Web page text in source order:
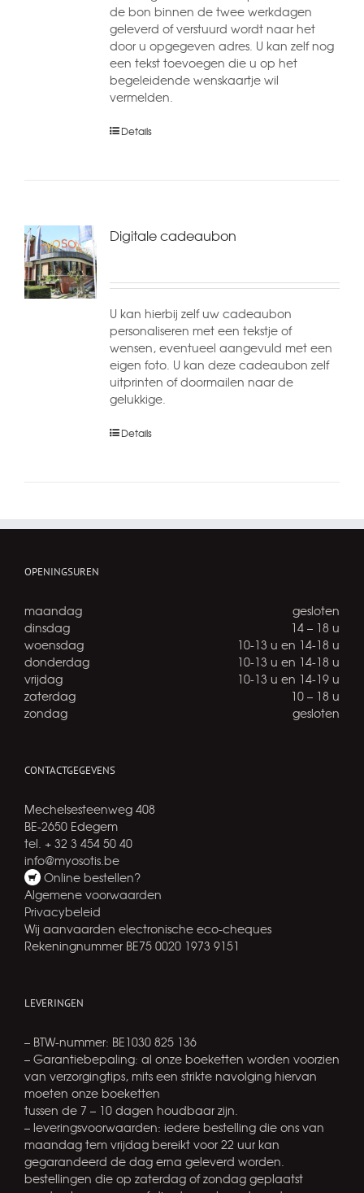
de bon binnen de twee werkdagen
geleverd of verstuurd wordt naar het
door u opgegeven adres. U kan zelf nog
een tekst toevoegen die u op het
begeleidende wenskaartje wil
vermelden.
Details
Digitale cadeaubon
U kan hierbij zelf uw cadeaubon
personaliseren met een tekstje of
wensen, eventueel aangevuld met een
eigen foto. U kan deze cadeaubon zelf
uitprinten of doormailen naar de
gelukkige.
Details
OPENINGSUREN
maandag
gesloten
dinsdag
14 – 18 u
woensdag
10-13 u en 14-18 u
donderdag
10-13 u en 14-18 u
vrijdag
10-13 u en 14-19 u
zaterdag
10 – 18 u
zondag
gesloten
CONTACTGEGEVENS
Mechelsesteenweg 408
BE-2650 Edegem
tel. + 32 3 454 50 40
info@myosotis.be
Online bestellen?
Algemene voorwaarden
Privacybeleid
Wij aanvaarden electronische eco-cheques
Rekeningnummer BE75 0020 1973 9151
LEVERINGEN
– BTW-nummer: BE1030 825 136
– Garantiebepaling: al onze boeketten worden voorzien
van verzorgingtips, mits een strikte navolging hiervan
moeten onze boeketten
tussen de 7 – 10 dagen houdbaar zijn.
– leveringsvoorwaarden: iedere bestelling die ons van
maandag tem vrijdag bereikt voor 22 uur kan
gegarandeerd de dag erna geleverd worden.
bestellingen die op zaterdag of zondag geplaatst